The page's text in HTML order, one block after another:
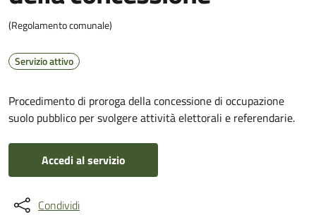
(Regolamento comunale)
Servizio attivo
Procedimento di proroga della concessione di occupazione
suolo pubblico per svolgere attività elettorali e referendarie.
Accedi al servizio
Condividi